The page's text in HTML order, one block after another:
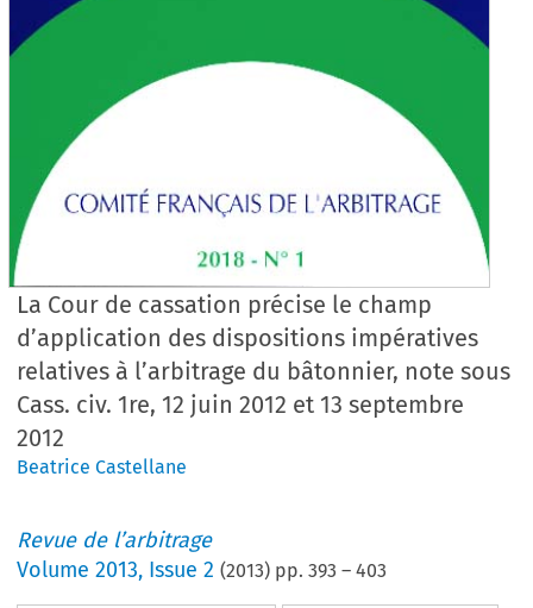
La Cour de cassation précise le champ
d’application des dispositions impératives
relatives à l’arbitrage du bâtonnier, note sous
Cass. civ. 1re, 12 juin 2012 et 13 septembre
2012
Beatrice Castellane
Revue de l’arbitrage
Volume2013, Issue 2 (2013) pp.393 –403